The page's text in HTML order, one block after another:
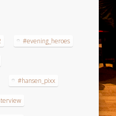
#evening_heroes
#hansen_pixx